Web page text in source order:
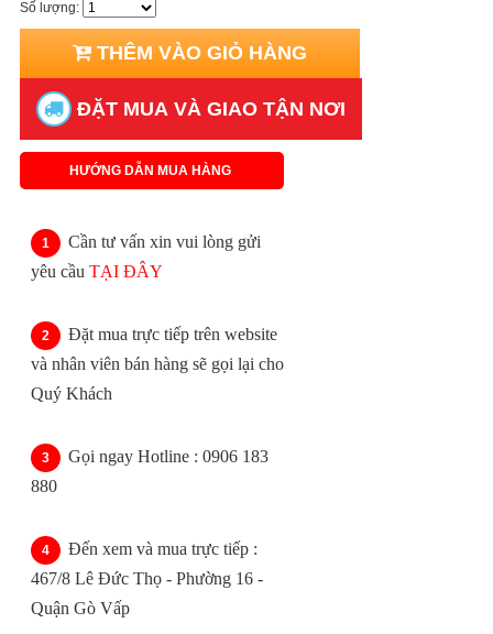
Số lượng:
THÊM VÀO GIỎ HÀNG
ĐẶT MUA VÀ GIAO TẬN NƠI
HƯỚNG DẪN MUA HÀNG
Cần tư vấn xin vui lòng gửi
yêu cầu TẠI ĐÂY
Đặt mua trực tiếp trên website
và nhân viên bán hàng sẽ gọi lại cho
Quý Khách
Gọi ngay Hotline : 0906 183
880
Đến xem và mua trực tiếp :
467/8 Lê Đức Thọ - Phường 16 -
Quận Gò Vấp